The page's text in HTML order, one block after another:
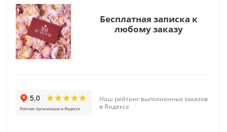
Бесплатная записка к
любому заказу
Наш рейтинг выполненных заказов
в Яндексе